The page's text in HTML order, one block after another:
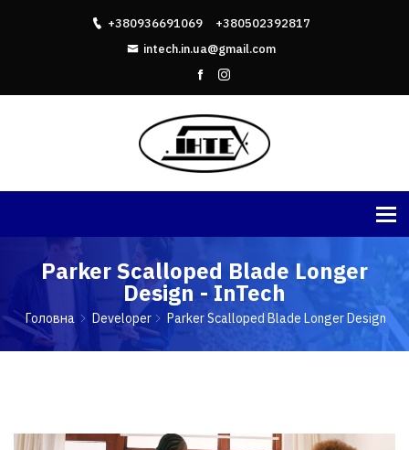
+380936691069
+380502392817
intech.in.ua@gmail.com
Parker Scalloped Blade Longer
Design - InTech
Головна Developer Parker Scalloped Blade Longer Design